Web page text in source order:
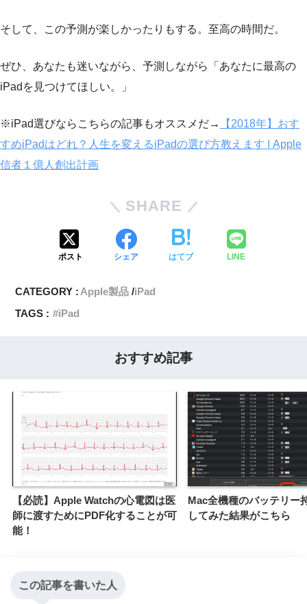
そして、この予測が楽しかったりもする。至高の時間だ。
ぜひ、あなたも迷いながら、予測しながら「あなたに最高の
iPadを見つけてほしい。」
※iPad選びならこちらの記事もオススメだ→
【2018年】おす
すめiPadはどれ？人生を変えるiPadの選び方教えます | Apple
信者１億人創出計画
SHARE
ポスト シェア はてブ LINE
CATEGORY : Apple製品 iPad
TAGS :
iPad
おすすめ記事
【必読】Apple Watchの心電図は医
師に渡すためにPDF化することが可
能！
Mac全機種のバッテリー
してみた結果がこちら
この記事を書いた人